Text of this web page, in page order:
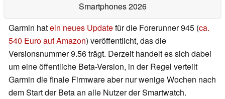
Smartphones 2026
Garmin hatein neues Updatefür die Forerunner 945 (ca.
540 Euro auf Amazon) veröffentlicht, das die
Versionsnummer 9.56 trägt. Derzeit handelt es sich dabei
um eine öffentliche Beta-Version, in der Regel verteilt
Garmin die finale Firmware aber nur wenige Wochen nach
dem Start der Beta an alle Nutzer der Smartwatch.